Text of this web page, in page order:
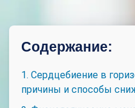
Содержание:
1. Сердцебиение в
причины и способы